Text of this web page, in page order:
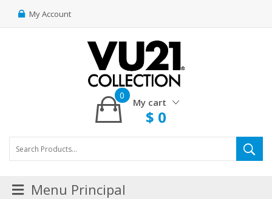
My Account
My cart
0
$ 0
Menu Principal